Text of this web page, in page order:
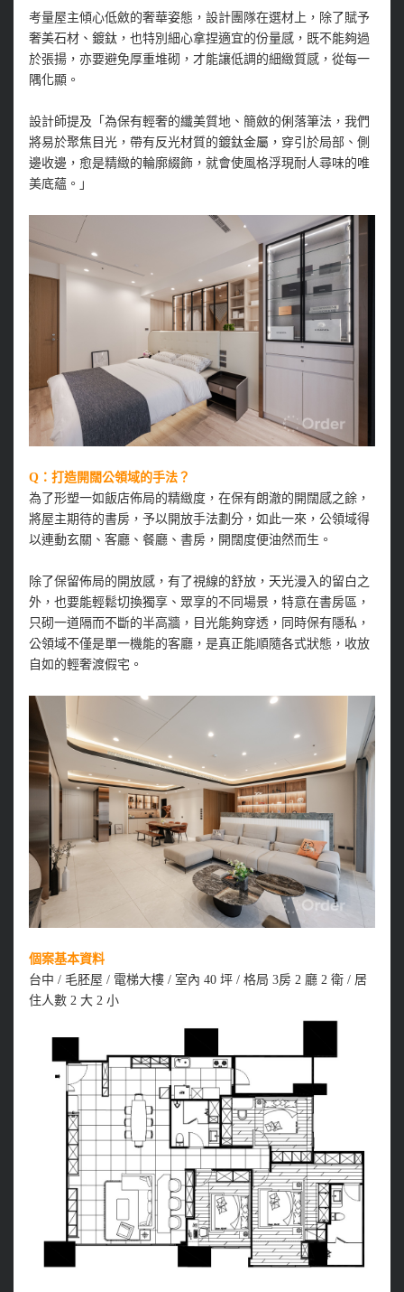
考量屋主傾心低斂的奢華姿態，設計團隊在選材上，除了賦予
奢美石材、鍍鈦，也特別細心拿捏適宜的份量感，既不能夠過
於張揚，亦要避免厚重堆砌，才能讓低調的細緻質感，從每一
隅化顯。
設計師提及「為保有輕奢的纖美質地、簡斂的俐落筆法，我們
將易於聚焦目光，帶有反光材質的鍍鈦金屬，穿引於局部、側
邊收邊，愈是精緻的輪廓綴飾，就會使風格浮現耐人尋味的唯
美底蘊。」
Q：打造開闊公領域的手法？
為了形塑一如飯店佈局的精緻度，在保有朗澈的開闊感之餘，
將屋主期待的書房，予以開放手法劃分，如此一來，公領域得
以連動玄關、客廳、餐廳、書房，開闊度便油然而生。
除了保留佈局的開放感，有了視線的舒放，天光漫入的留白之
外，也要能輕鬆切換獨享、眾享的不同場景，特意在書房區，
只砌一道隔而不斷的半高牆，目光能夠穿透，同時保有隱私，
公領域不僅是單一機能的客廳，是真正能順隨各式狀態，收放
自如的輕奢渡假宅。
個案基本資料
台中 / 毛胚屋 / 電梯大樓 / 室內 40 坪 / 格局 3房 2 廳 2 衛 / 居
住人數 2 大 2 小